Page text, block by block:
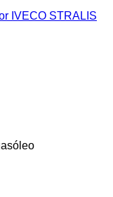
IVECO STRALIS